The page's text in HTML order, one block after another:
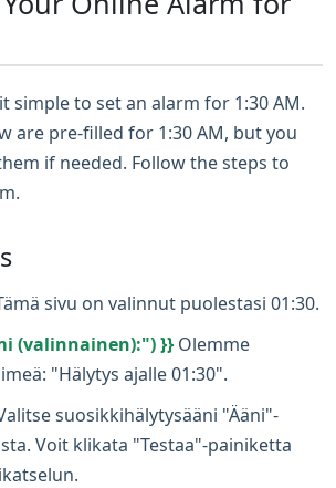
simple to set an alarm for 1:30 AM.
are pre-filled for 1:30 AM, but you
if needed. Follow the steps to
sivu on valinnut puolestasi 01:30.
(valinnainen):") }} Olemme
"Hälytys ajalle 01:30".
suosikkihälytysääni "Ääni"-
Voit klikata "Testaa"-painiketta